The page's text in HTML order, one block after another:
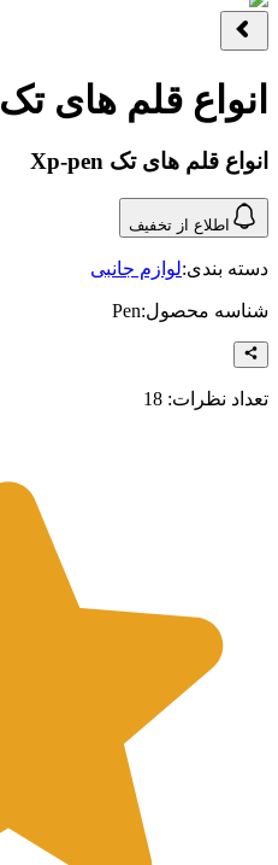
انواع قلم های تک Xp-pen
انواع قلم های تک Xp-pen
اطلاع از تخفیف
دسته بندی:لوازم جانبی
شناسه محصول:Pen
تعداد نظرات: 18